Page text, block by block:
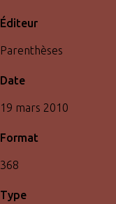
Éditeur
Parenthèses
Date
19 mars 2010
Format
368
Type